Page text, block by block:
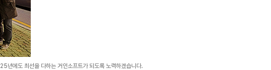
에도 최선을 다하는 거인소프트가 되도록 노력하겠습니다.